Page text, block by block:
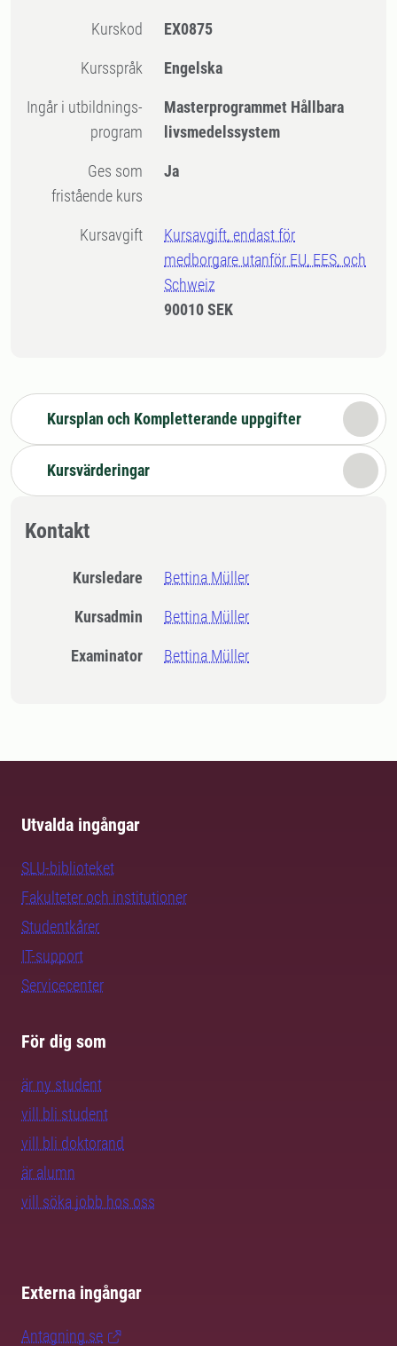
Kurskod EX0875
Kursspråk Engelska
Ingår i utbildnings-
program
Masterprogrammet Hållbara
livsmedelssystem
Ges som
fristående kurs
Ja
Kursavgift
Kursavgift, endast för
medborgare utanför EU, EES, och
Schweiz
90010 SEK
Kursplan och Kompletterande uppgifter
Kursvärderingar
Kontakt
Kursledare Bettina Müller
Kursadmin Bettina Müller
Examinator Bettina Müller
Utvalda ingångar
SLU-biblioteket
Fakulteter och institutioner
Studentkårer
IT-support
Servicecenter
För dig som
är ny student
vill bli student
vill bli doktorand
är alumn
vill söka jobb hos oss
Externa ingångar
Antagning.se